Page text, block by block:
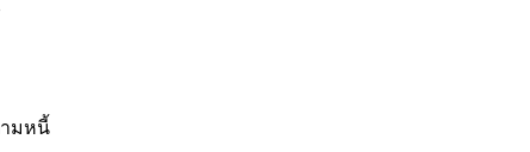
าร
break ********
องทราบเกี่ยวกับการตามหนี้